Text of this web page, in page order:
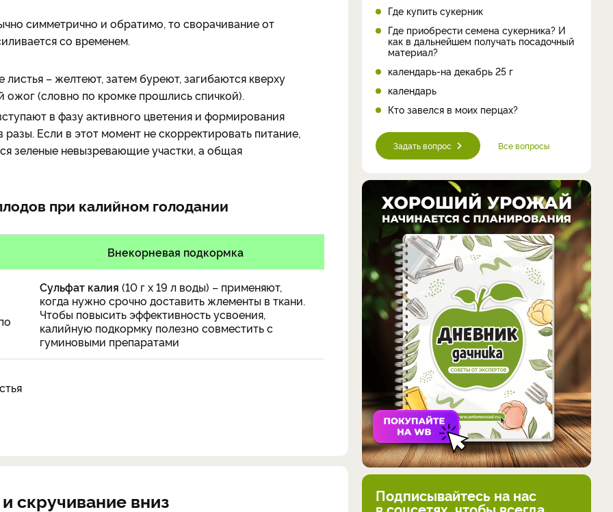
симметрично и обратимо, то сворачивание от
со временем.
– желтеют, затем буреют, загибаются кверху
ожог (словно по кромке прошлись спичкой).
в фазу активного цветения и формирования
разы. Если в этот момент не скорректировать питание,
зеленые невызревающие участки, а общая
при калийном голодании
Внекорневая подкормка
Сульфат калия (10 г х 19 л воды) – применяют,
когда нужно срочно доставить жлементы в ткани.
Чтобы повысить эффективность усвоения,
калийную подкормку полезно совместить с
гуминовыми препаратами
скручивание вниз
Где купить сукерник
Где приобрести семена сукерника? И
как в дальнейшем получать посадочный
материал?
календарь-на декабрь 25 г
календарь
Кто завелся в моих перцах?
Задать вопрос Все вопросы
Подписывайтесь на нас